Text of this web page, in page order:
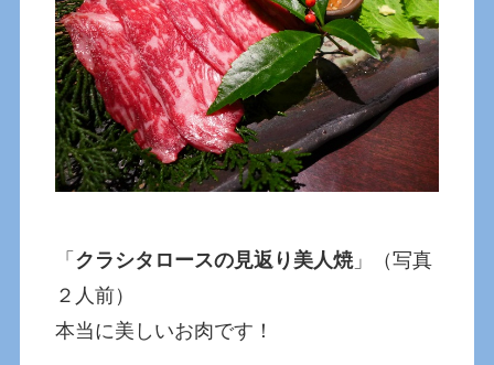
「 クラシタロースの見返り美人焼 」（写真
２人前）
本当に美しいお肉です！